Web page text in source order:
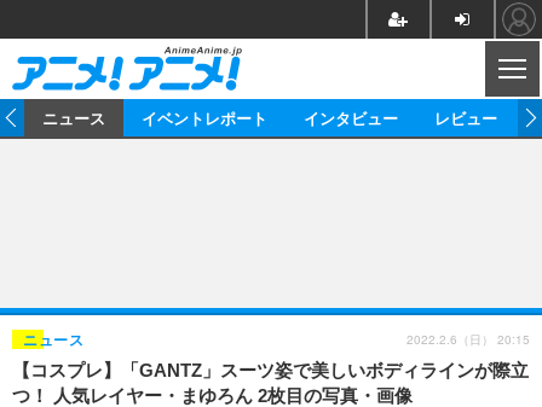
ゲーム グッズ
海外イベント ビジネス
俳優・タレント アーティスト
アニメ 実写
動画
ニュース イベントレポート インタビュー レビュー
【コスプレ】「GANTZ」スーツ姿で美しいボディラインが際立
つ！ 人気レイヤー・まゆろん 2枚目の写真・画像
ニュース 2022.2.6（日） 20:15